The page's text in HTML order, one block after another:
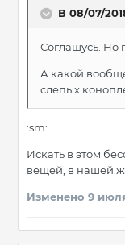
В 08/07/
Соглашусь. Но
А какой
слепых
:sm:
Искать в этом
вещей, в нашей
Изменено 9